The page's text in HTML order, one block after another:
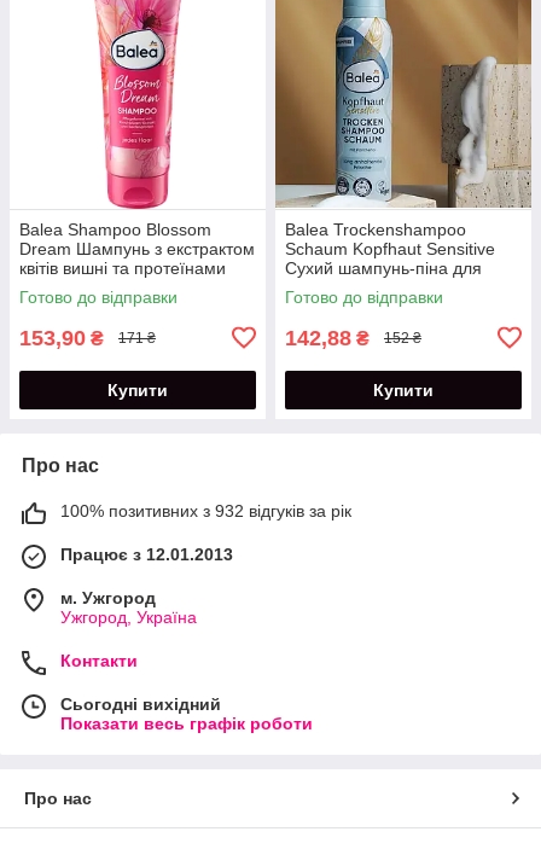
Balea Shampoo Blossom
Dream Шампунь з екстрактом
квітів вишні та протеїнами
шовку 250 мл
Готово до відправки
153,90 ₴ 171 ₴
Купити
Balea Trockenshampoo
Schaum Kopfhaut Sensitive
Сухий шампунь-піна для
чутливої шкіри голови 150 мл
Готово до відправки
142,88 ₴ 152 ₴
Купити
Про нас
100% позитивних з 932 відгуків за рік
Працює з 12.01.2013
м. Ужгород
Ужгород, Україна
Контакти
Сьогодні вихідний
Показати весь графік роботи
Про нас